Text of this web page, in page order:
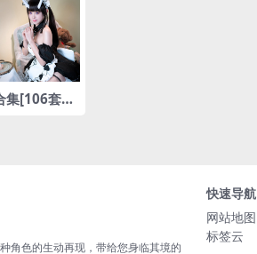
集[106套]
角色的生动再现，带给您身临其境的
快速导航
网站地图
标签云